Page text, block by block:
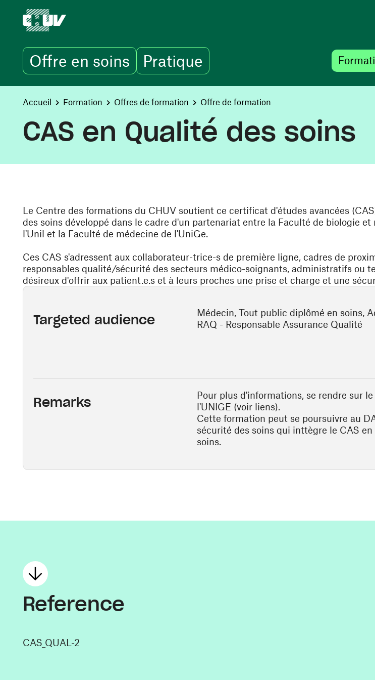
Offre en soins Pratique
You are here:
Accueil Formation Offres de formation Offre de formation
CAS en Qualité des soins
Le Centre des formations du CHUV soutient ce certificat d'études avancées
des soins développé dans le cadre d'un partenariat entre la Faculté de biologie et
l'Unil et la Faculté de médecine de l'UniGe.
Ces CAS s'adressent aux collaborateur-trice-s de première ligne, cadres de
responsables qualité/sécurité des secteurs médico-soignants, administratifs ou
désireux d'offrir aux patient.e.s et à leurs proches une prise et charge et une
Targeted audience
Médecin, Tout public diplômé en soins,
RAQ - Responsable Assurance Qualité
Remarks
Pour plus d'informations, se rendre sur
l'UNIGE (voir liens).
Cette formation peut se poursuivre au
sécurité des soins qui inttègre le CAS
soins.
Reference
CAS_QUAL-2